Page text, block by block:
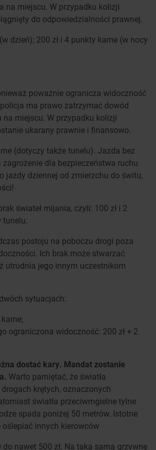
na miejscu. W przypadku kolizji
do odpowiedzialności prawnej.
dzień); 200 zł i 4 punkty karne (w nocy
poważnie ogranicza widoczność
ma prawo zatrzymać dowód
miejscu. W przypadku kolizji
ukarany prawnie i finansowo.
(dotyczy także tunelu). Jazda bez
dla bezpieczeństwa ruchu
jazdy dziennej od zmierzchu do świtu,
świateł mijania, czyli: 100 zł i 2
postoju na poboczu drogi poza
Ich brak może stwarzać
utrudnia jego innym uczestnikom
sytuacjach:
ograniczona widoczność: 200 zł + 2
dostać kary. Mandat zostanie
Warto pamiętać, że światła
krętych, oznaczonych
światła przeciwmgielne tylne
spada poniżej 50 metrów. Istotne
oślepiać innych kierowców
do nawet 500 zł. Na taką samą grzywnę